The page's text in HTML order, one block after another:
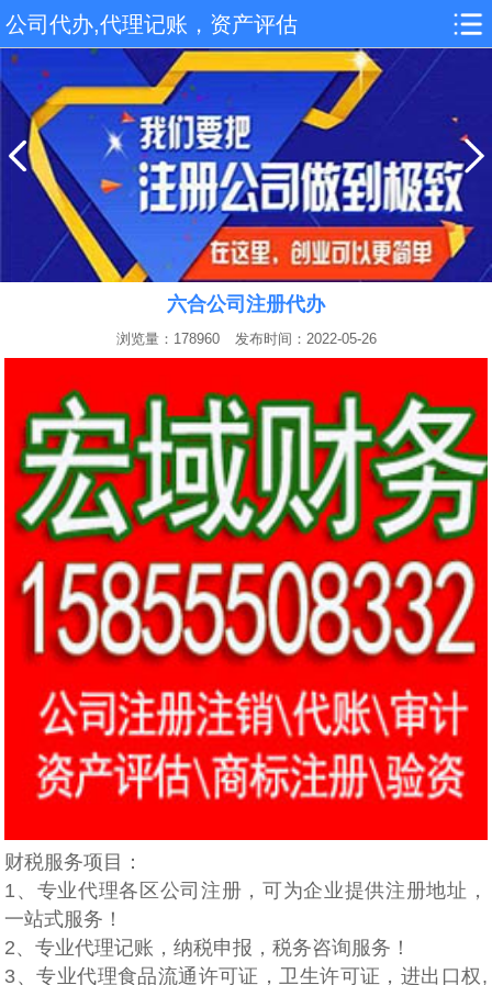
公司代办,代理记账，资产评估
六合公司注册代办
浏览量：178960 发布时间：2022-05-26
财税服务项目：
1、专业代理各区公司注册，可为企业提供注册地址，
一站式服务！
2、专业代理记账，纳税申报，税务咨询服务！
3、专业代理食品流通许可证，卫生许可证，进出口权,